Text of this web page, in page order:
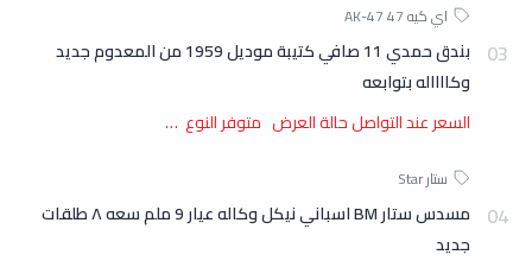
بندق حمدي 11 صافي كتيبة موديل 1959 من المعدوم جديد
وكااااله بتوابعه
السعر عند التواصل حالة العرض متوفر النوع …
مسدس ستار BM اسباني نيكل وكاله عيار 9 ملم سعه ٨ طلقات
جديد